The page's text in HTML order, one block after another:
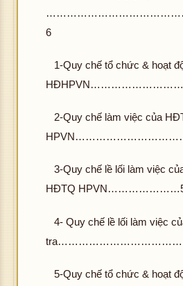
6
1-Quy chế tổ chức & hoạt
2-Quy chế làm việc của
3-Quy chế lề lối làm việc
HĐTQ
4- Quy chế lề lối làm việc
5-Quy chế tổ chức & hoạt